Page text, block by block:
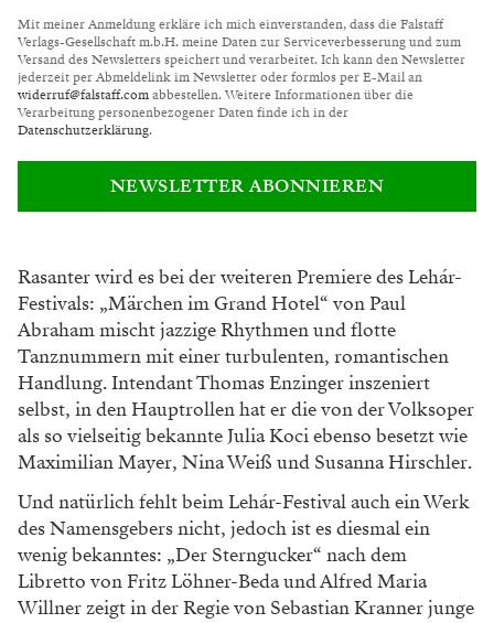
Mit meiner Anmeldung erkläre ich mich einverstanden, dass die Falstaff
Verlags-Gesellschaft m.b.H. meine Daten zur Serviceverbesserung und zum
Versand des Newsletters speichert und verarbeitet. Ich kann den Newsletter
jederzeit per Abmeldelink im Newsletter oder formlos per E-Mail an
widerruf@falstaff.comabbestellen. Weitere Informationen über die
Verarbeitung personenbezogener Daten finde ich in der
Datenschutzerklärung.
NEWSLETTER ABONNIEREN
Rasanter wird es bei der weiteren Premiere des Lehár-
Festivals: „Märchen im Grand Hotel“ von Paul
Abraham mischt jazzige Rhythmen und flotte
Tanznummern mit einer turbulenten, romantischen
Handlung. Intendant Thomas Enzinger inszeniert
selbst, in den Hauptrollen hat er die von der Volksoper
als so vielseitig bekannte Julia Koci ebenso besetzt wie
Maximilian Mayer, Nina Weiß und Susanna Hirschler.
Und natürlich fehlt beim Lehár-Festival auch ein Werk
des Namensgebers nicht, jedoch ist es diesmal ein
wenig bekanntes: „Der Sterngucker“ nach dem
Libretto von Fritz Löhner-Beda und Alfred Maria
Willner zeigt in der Regie von Sebastian Kranner junge